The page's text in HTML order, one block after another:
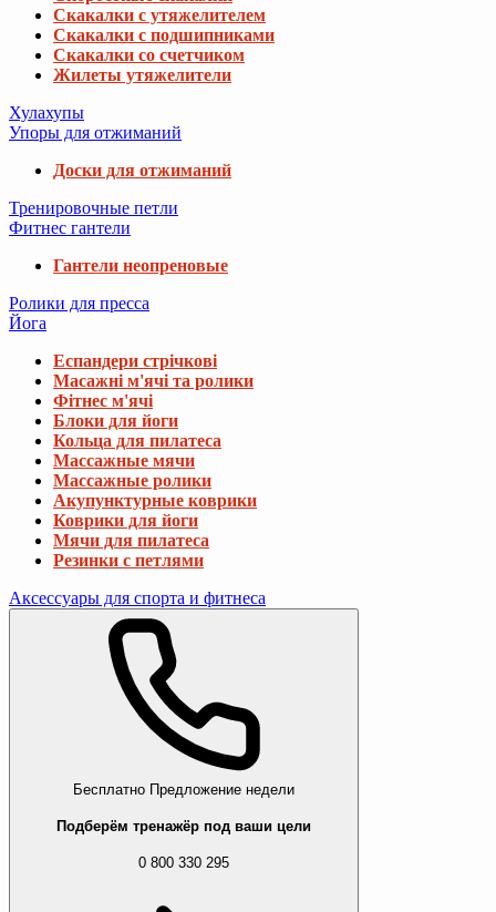
Скакалки с утяжелителем
Скакалки с подшипниками
Скакалки со счетчиком
Жилеты утяжелители
Хулахупы
Упоры для отжиманий
Доски для отжиманий
Тренировочные петли
Фитнес гантели
Гантели неопреновые
Ролики для пресса
Йога
Еспандери стрічкові
Масажні м'ячі та ролики
Фітнес м'ячі
Блоки для йоги
Кольца для пилатеса
Массажные мячи
Массажные ролики
Акупунктурные коврики
Коврики для йоги
Мячи для пилатеса
Резинки с петлями
Аксессуары для спорта и фитнеса
Бесплатно Предложение недели
Подберём тренажёр под ваши цели
0 800 330 295